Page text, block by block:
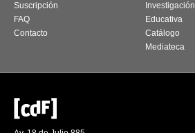
Suscripción
FAQ
Contacto
Investigación
Educativa
Catálogo
Mediateca